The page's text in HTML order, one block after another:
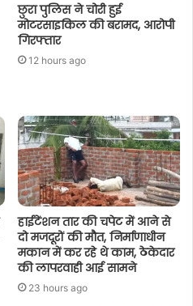
छुरा पुलिस ने चोरी हुई
मोटरसाइकिल की बरामद, आरोपी
गिरफ्तार
12 hours ago
हाईटेंशन तार की चपेट में आने से
दो मजदूरों की मौत, निर्माणाधीन
मकान में कर रहे थे काम, ठेकेदार
की लापरवाही आई सामने
23 hours ago